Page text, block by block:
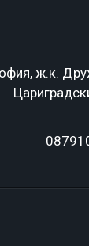
ж.к.